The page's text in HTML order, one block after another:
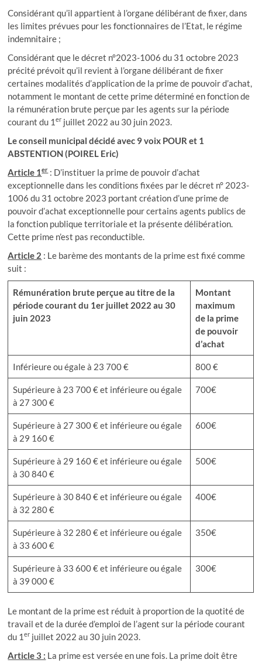
Considérant qu’il appartient à l’organe délibérant de fixer, dans
les limites prévues pour les fonctionnaires de l’Etat, le régime
indemnitaire ;
Considérant que le décret n°2023-1006 du 31 octobre 2023
précité prévoit qu’il revient à l’organe délibérant de fixer
certaines modalités d’application de la prime de pouvoir d’achat,
notamment le montant de cette prime déterminé en fonction de
la rémunération brute perçue par les agents sur la période
courant du 1er juillet 2022 au 30 juin 2023.
Le conseil municipal décidé avec 9 voix POUR et 1
ABSTENTION (POIREL Eric)
Article 1er: D’instituer la prime de pouvoir d’achat
exceptionnelle dans les conditions fixées par le décret n° 2023-
1006 du 31 octobre 2023 portant création d’une prime de
pouvoir d’achat exceptionnelle pour certains agents publics de
la fonction publique territoriale et la présente délibération.
Cette prime n’est pas reconductible.
Article 2 : Le barème des montants de la prime est fixé comme
suit :
Rémunération brute perçue au titre de la
périodecourant du 1er juillet 2022 au 30
juin 2023
Montant
maximum
de la prime
de pouvoir
d’achat
Inférieure ou égale à 23 700 € 800 €
Supérieure à 23 700 € et inférieure ou égale
à 27 300 €
700€
Supérieure à 27 300 € et inférieure ou égale
à 29 160 €
600€
Supérieure à 29 160 € et inférieure ou égale
à 30 840 €
500€
Supérieure à 30 840 € et inférieure ou égale
à 32 280 €
400€
Supérieure à 32 280 € et inférieure ou égale
à 33 600 €
350€
Supérieure à 33 600 € et inférieure ou égale
à 39 000 €
300€
Le montant de la prime est réduit à proportion de la quotité de
travail et de la durée d’emploi de l’agent sur la période courant
du 1er juillet 2022 au 30 juin 2023.
Article 3 : La prime est versée en une fois. La prime doit être